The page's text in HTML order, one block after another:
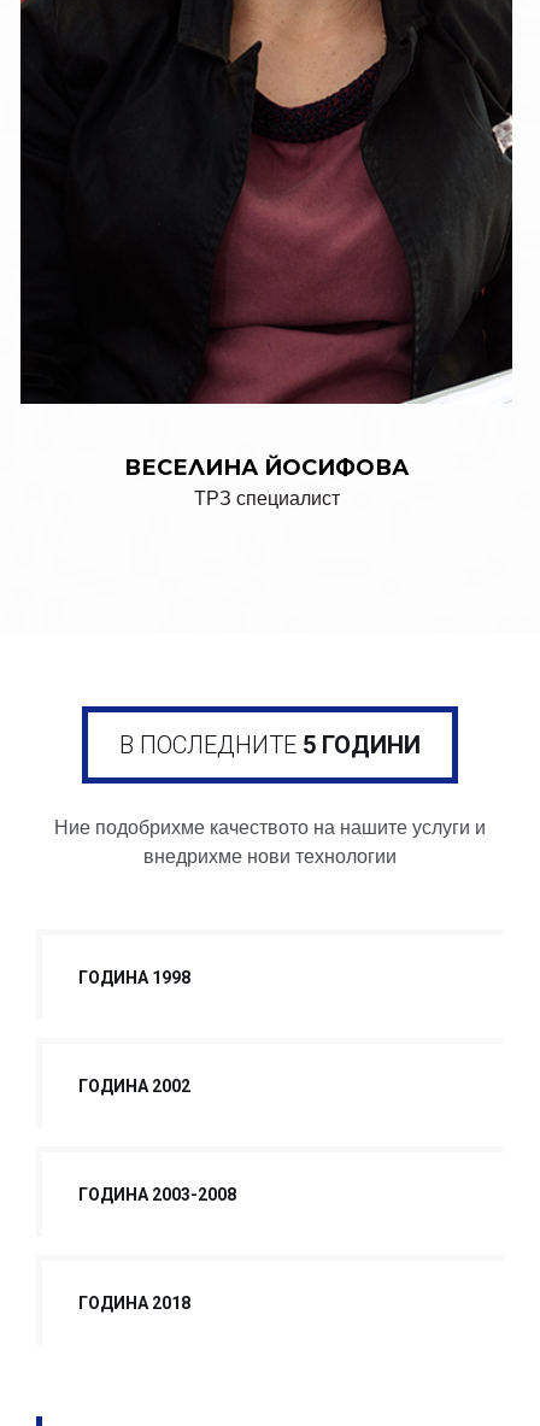
ВЕСЕЛИНА ЙОСИФОВА
ТРЗ специалист
В ПОСЛЕДНИТЕ 5 ГОДИНИ
Ние подобрихме качеството на нашите услуги и
внедрихме нови технологии
ГОДИНА 1998
ГОДИНА 2002
ГОДИНА 2003-2008
ГОДИНА 2018